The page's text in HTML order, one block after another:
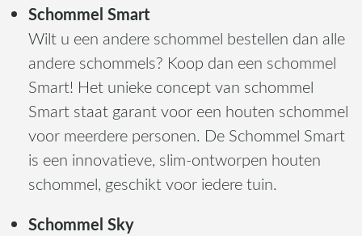
Schommel Smart
Wilt u een andere schommel bestellen dan alle
andere schommels? Koop dan een schommel
Smart! Het unieke concept van schommel
Smart staat garant voor een houten schommel
voor meerdere personen. De Schommel Smart
is een innovatieve, slim-ontworpen houten
schommel, geschikt voor iedere tuin.
Schommel Sky